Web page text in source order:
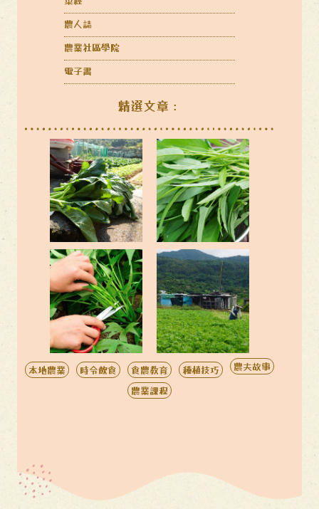
農人誌
農業社區學院
電子書
精選文章：
本地農業 時令飲食 食農教育 種植技巧
農夫故事
農業課程